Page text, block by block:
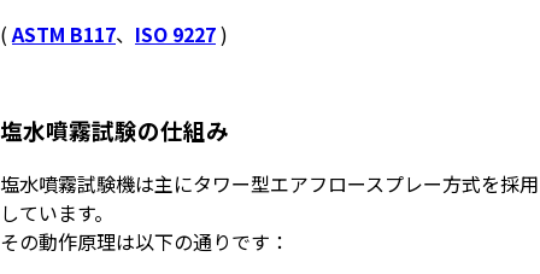
( ASTM B117、 ISO 9227)
塩水噴霧試験の仕組み
塩水噴霧試験機は主にタワー型エアフロースプレー方式を採用
しています。
その動作原理は以下の通りです：